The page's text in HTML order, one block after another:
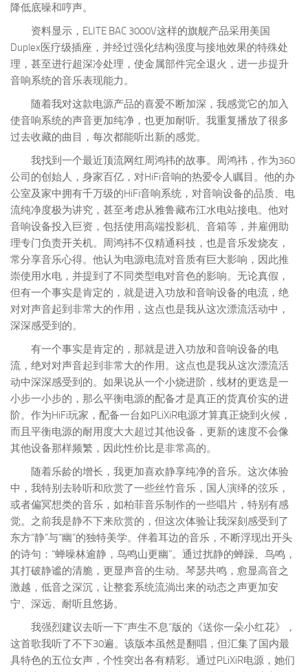
降低底噪和哼声。
资料显示，ELITE BAC 3000V这样的旗舰产品采用美国
Duplex医疗级插座，并经过强化结构强度与接地效果的特殊处
理，甚至进行超深冷处理，使金属部件完全退火，进一步提升
音响系统的音乐表现能力。
随着我对这款电源产品的喜爱不断加深，我感觉它的加入
使音响系统的声音更加纯净，也更加耐听。我重复播放了很多
过去收藏的曲目，每次都能听出新的感觉。
我找到一个最近顶流网红周鸿祎的故事。周鸿祎，作为360
公司的创始人，身家百亿，对HiFi音响的热爱令人瞩目。他的办
公室及家中拥有千万级的HiFi音响系统，对音响设备的品质、电
流纯净度极为讲究，甚至考虑从雅鲁藏布江水电站接电。他对
音响设备投入巨资，包括使用高端投影机、音箱等，并雇佣助
理专门负责开关机。周鸿祎不仅精通科技，也是音乐发烧友，
常分享音乐心得。他认为电源电流对音质有巨大影响，因此推
崇使用水电，并提到了不同类型电对音色的影响。无论真假，
但有一个事实是肯定的，就是进入功放和音响设备的电流，绝
对对声音起到非常大的作用，这点也是我从这次漂流活动中，
深深感受到的。
有一个事实是肯定的，那就是进入功放和音响设备的电
流，绝对对声音起到非常大的作用。这点也是我从这次漂流活
动中深深感受到的。如果说从一个小烧进阶，线材的更迭是一
小步一小步的，那么平衡电源的配备才是真正的货真价实的进
阶。作为HiFi玩家，配备一台如PLiXiR电源才算真正烧到火候，
而且平衡电源的耐用度大大超过其他设备，更新的速度不会像
其他设备那样频繁，因此性价比是非常高的。
随着乐龄的增长，我更加喜欢静享纯净的音乐。这次体验
中，我特别去聆听和欣赏了一些丝竹音乐，国人演绎的弦乐，
或者偏冥想类的音乐，如柏菲音乐制作的一些唱片，特别有感
觉。之前我是静不下来欣赏的，但这次体验让我深刻感受到了
东方“静”与“幽”的独特美学。伴着耳边的音乐，不断浮现出开头
的诗句：“蝉噪林逾静，鸟鸣山更幽”。通过扰静的蝉躁、鸟鸣，
其打破静谧的清脆，更显声音的生动。琴瑟共鸣，愈显高音之
激越，低音之深沉，让整套系统流淌出来的动态之声更加安
宁、深远、耐听且悠扬。
我强烈建议去听一下“声生不息”版的《送你一朵小红花》，
这首歌我听了不下30遍。该版本虽然是翻唱，但汇集了国内最
具特色的五位女声，个性突出各有精彩。通过PLiXiR电源，她们